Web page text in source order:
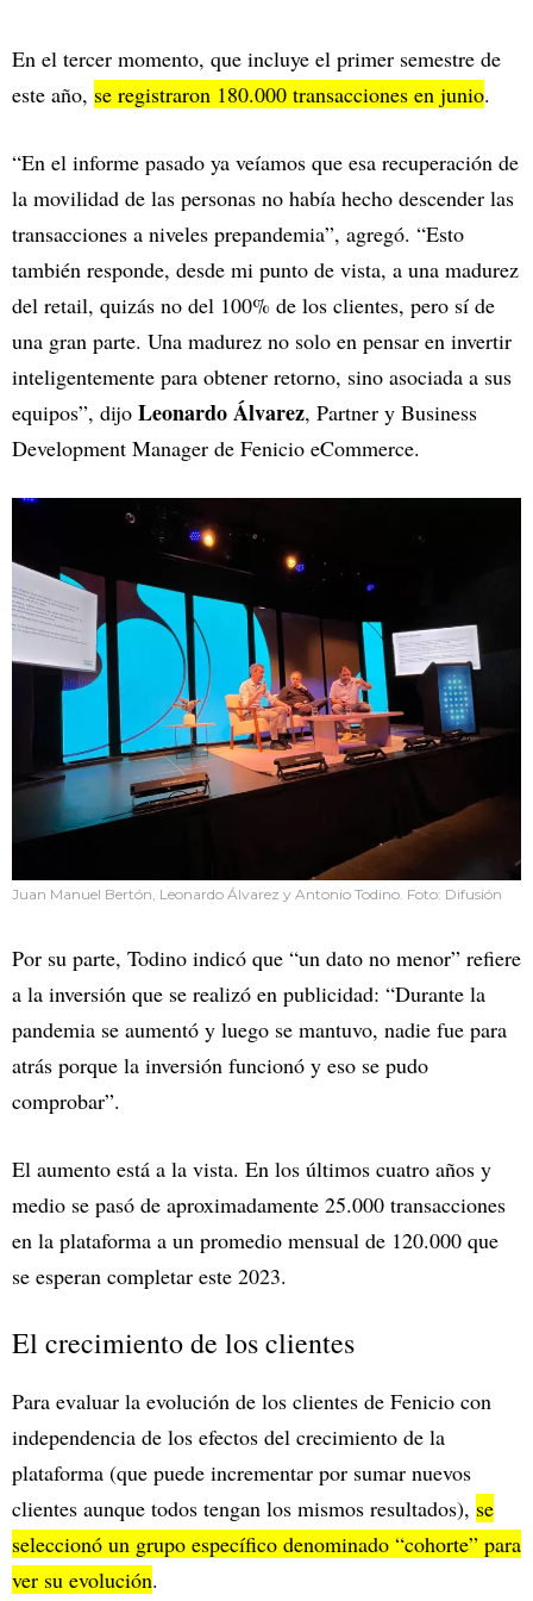
En el tercer momento, que incluye el primer semestre de
este año, se registraron 180.000 transacciones en junio.
“En el informe pasado ya veíamos que esa recuperación de
la movilidad de las personas no había hecho descender las
transacciones a niveles prepandemia”, agregó. “Esto
también responde, desde mi punto de vista, a una madurez
del retail, quizás no del 100% de los clientes, pero sí de
una gran parte. Una madurez no solo en pensar en invertir
inteligentemente para obtener retorno, sino asociada a sus
equipos”, dijo Leonardo Álvarez, Partner y Business
Development Manager de Fenicio eCommerce.
Juan Manuel Bertón, Leonardo Álvarez y Antonio Todino. Foto: Difusión
Por su parte, Todino indicó que “un dato no menor” refiere
a la inversión que se realizó en publicidad: “Durante la
pandemia se aumentó y luego se mantuvo, nadie fue para
atrás porque la inversión funcionó y eso se pudo
comprobar”.
El aumento está a la vista. En los últimos cuatro años y
medio se pasó de aproximadamente 25.000 transacciones
en la plataforma a un promedio mensual de 120.000 que
se esperan completar este 2023.
El crecimiento de los clientes
Para evaluar la evolución de los clientes de Fenicio con
independencia de los efectos del crecimiento de la
plataforma (que puede incrementar por sumar nuevos
clientes aunque todos tengan los mismos resultados), se
seleccionó un grupo específico denominado “cohorte” para
ver su evolución.